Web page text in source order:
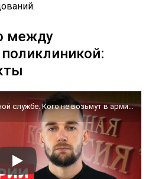
между
Категории годности к военной службе. Кого не возьмут в армию? Как изменить категорию?